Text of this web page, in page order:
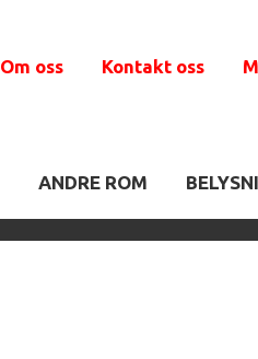
Om oss Kontakt oss
ANDRE ROM